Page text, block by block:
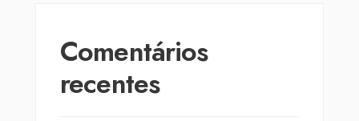
Comentários
recentes